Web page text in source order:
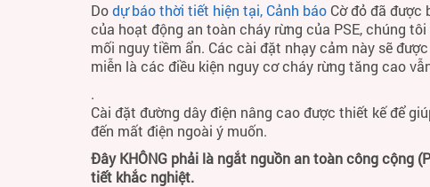
Dodự báo thời tiết hiện tại, Cảnh báo Cờ đỏ đã được
của hoạt động an toàn cháy rừng của PSE, chúng
mối nguy tiềm ẩn. Các cài đặt nhạy cảm này sẽ
miễn là các điều kiện nguy cơ cháy rừng tăng cao
.
Cài đặt đường dây điện nâng cao được thiết kế để
đến mất điện ngoài ý muốn.
Đây KHÔNG phải là ngắt nguồn an toàn công cộng
tiết khắc nghiệt.